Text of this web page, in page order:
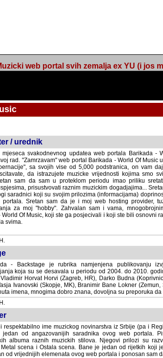
web portal svih zemalja ex YU (i jos
/ urednik
mjeseca svakodnevnog updatea web portala Barikada -
rad. "Zamrzavam" web portal Barikada - World Of Music
sa svojih vise od 5,000 podstranica, on vam
da istrazujete muzicke vrijednosti kojima smo svi
da sam u proteklom periodu imao priliku sretati razne
prisustvovati raznim muzickim dogadjajima... Sretan
koji su svojim prilozima (informacijama) doprinosili
Sretan sam da je i moj web hosting provider,
za moj "hobby". Zahvalan sam i vama,
World Of Music, koji ste ga posjecivali i koji ste bili osnovni
svima.
- Backstage je rubrika namjenjena publikovanju
koja su se desavala u periodu od 2004. do 2010.
Horvat Horvi (Zagreb, HR), Darko Budna
Ivanovski (Skopje, MK), Branimir Bane Lokner
imena, mnogima dobro znana, dovoljna su preporuka da
respektabilno ime muzickog novinarstva iz Srbije (pa i
od angazovanijih saradnika ovog web portala. Pisao
raznih muzickih stilova. Njegovi prilozi su razvrstani
i Ostala scena. Bane je jedan od rijetkih koji je na ovom
elemenata ovog web portala i ponosan sam da je svoje